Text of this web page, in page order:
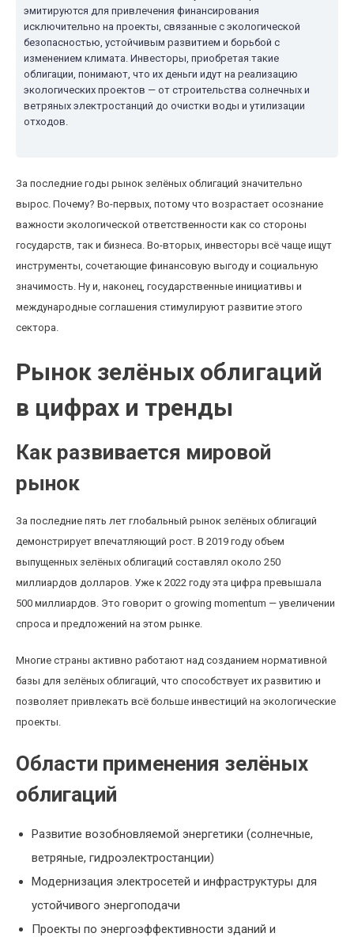
эмитируются для привлечения финансирования
исключительно на проекты, связанные с экологической
безопасностью, устойчивым развитием и борьбой с
изменением климата. Инвесторы, приобретая такие
облигации, понимают, что их деньги идут на реализацию
экологических проектов — от строительства солнечных и
ветряных электростанций до очистки воды и утилизации
отходов.
За последние годы рынок зелёных облигаций значительно
вырос. Почему? Во-первых, потому что возрастает осознание
важности экологической ответственности как со стороны
государств, так и бизнеса. Во-вторых, инвесторы всё чаще ищут
инструменты, сочетающие финансовую выгоду и социальную
значимость. Ну и, наконец, государственные инициативы и
международные соглашения стимулируют развитие этого
сектора.
Рынок зелёных облигаций
в цифрах и тренды
Как развивается мировой
рынок
За последние пять лет глобальный рынок зелёных облигаций
демонстрирует впечатляющий рост. В 2019 году объем
выпущенных зелёных облигаций составлял около 250
миллиардов долларов. Уже к 2022 году эта цифра превышала
500 миллиардов. Это говорит о growing momentum — увеличении
спроса и предложений на этом рынке.
Многие страны активно работают над созданием нормативной
базы для зелёных облигаций, что способствует их развитию и
позволяет привлекать всё больше инвестиций на экологические
проекты.
Области применения зелёных
облигаций
Развитие возобновляемой энергетики (солнечные,
ветряные, гидроэлектростанции)
Модернизация электросетей и инфраструктуры для
устойчивого энергоподачи
Проекты по энергоэффективности зданий и